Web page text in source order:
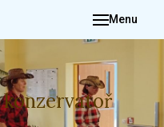
Menu
konzervatoř